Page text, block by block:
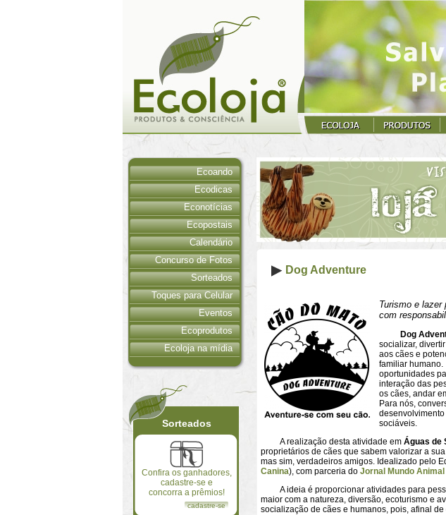
Ecoando
Ecodicas
Econotícias
Ecopostais
Calendário
Concurso de Fotos
Sorteados
Toques para Celular
Eventos
Ecoprodutos
Ecoloja na mídia
Sorteados
Confira os ganhadores,
cadastre-se e
concorra a prêmios!
cadastre-se
Dog Adventure
Turismo e lazer
com
Dog
socializar,
aos cães e
familiar
oportunidades
interação das
os cães, andar
Para nós,
sociáveis.
A realização desta atividade em Águas de
proprietários de cães que sabem valorizar a
mas sim, verdadeiros amigos. Idealizado pelo
Canina), com parceria do Jornal Mundo Animal
A ideia é proporcionar atividades para
maior com a natureza, diversão, ecoturismo e
socialização de cães e humanos, pois, afinal de